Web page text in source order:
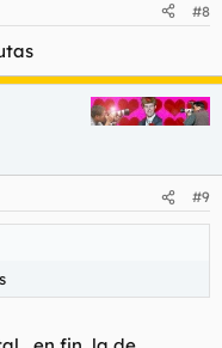
#8
#9